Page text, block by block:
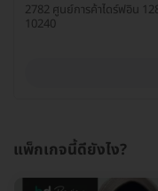
2782 ศูนย์การค้าไดร์ฟอิน
10240
แพ็กเกจนี้ดียังไง?